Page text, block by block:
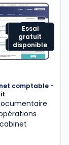
Essai
gratuit
disponible
comptable -